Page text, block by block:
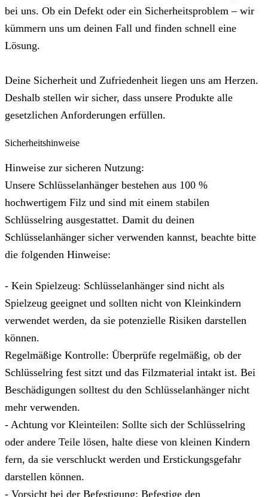
bei uns. Ob ein Defekt oder ein Sicherheitsproblem – wir
kümmern uns um deinen Fall und finden schnell eine
Lösung.
Deine Sicherheit und Zufriedenheit liegen uns am Herzen.
Deshalb stellen wir sicher, dass unsere Produkte alle
gesetzlichen Anforderungen erfüllen.
Sicherheitshinweise
Hinweise zur sicheren Nutzung:
Unsere Schlüsselanhänger bestehen aus 100 %
hochwertigem Filz und sind mit einem stabilen
Schlüsselring ausgestattet. Damit du deinen
Schlüsselanhänger sicher verwenden kannst, beachte bitte
die folgenden Hinweise:
- Kein Spielzeug: Schlüsselanhänger sind nicht als
Spielzeug geeignet und sollten nicht von Kleinkindern
verwendet werden, da sie potenzielle Risiken darstellen
können.
Regelmäßige Kontrolle: Überprüfe regelmäßig, ob der
Schlüsselring fest sitzt und das Filzmaterial intakt ist. Bei
Beschädigungen solltest du den Schlüsselanhänger nicht
mehr verwenden.
- Achtung vor Kleinteilen: Sollte sich der Schlüsselring
oder andere Teile lösen, halte diese von kleinen Kindern
fern, da sie verschluckt werden und Erstickungsgefahr
darstellen können.
- Vorsicht bei der Befestigung: Befestige den